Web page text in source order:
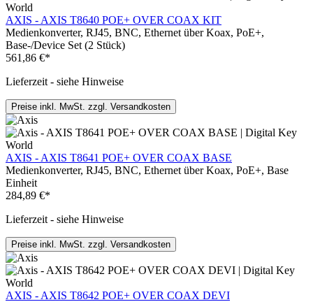
AXIS - AXIS T8640 POE+ OVER COAX KIT
Medienkonverter, RJ45, BNC, Ethernet über Koax, PoE+,
Base-/Device Set (2 Stück)
561,86 €*
Lieferzeit - siehe Hinweise
Preise inkl. MwSt. zzgl. Versandkosten
AXIS - AXIS T8641 POE+ OVER COAX BASE
Medienkonverter, RJ45, BNC, Ethernet über Koax, PoE+, Base
Einheit
284,89 €*
Lieferzeit - siehe Hinweise
Preise inkl. MwSt. zzgl. Versandkosten
AXIS - AXIS T8642 POE+ OVER COAX DEVI